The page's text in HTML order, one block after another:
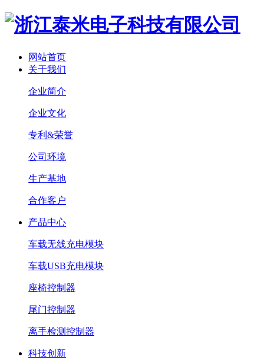
网站首页
关于我们
企业简介
企业文化
专利&荣誉
公司环境
生产基地
合作客户
产品中心
车载无线充电模块
车载USB充电模块
座椅控制器
尾门控制器
离手检测控制器
科技创新